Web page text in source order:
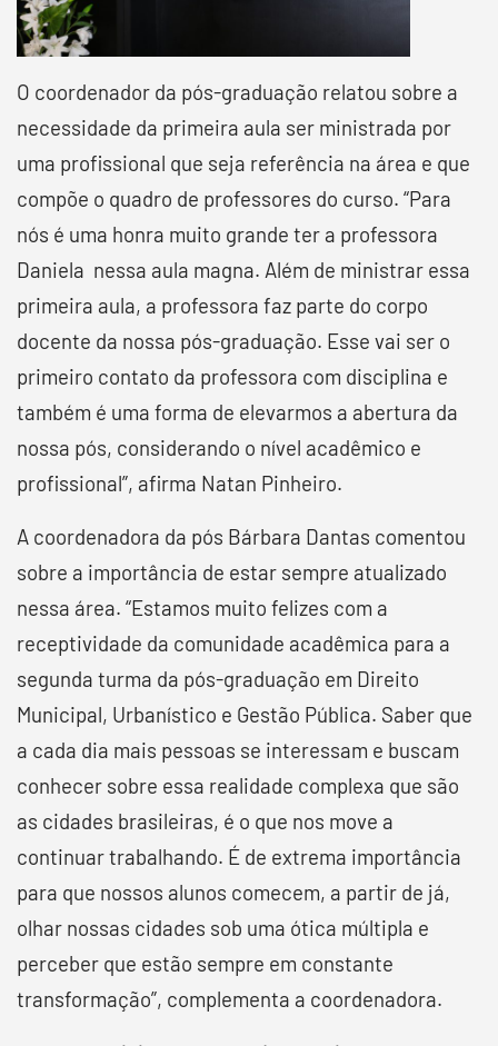
O coordenador da pós-graduação relatou sobre a
necessidade da primeira aula ser ministrada por
uma profissional que seja referência na área e que
compõe o quadro de professores do curso. “Para
nós é uma honra muito grande ter a professora
Daniela nessa aula magna. Além de ministrar essa
primeira aula, a professora faz parte do corpo
docente da nossa pós-graduação. Esse vai ser o
primeiro contato da professora com disciplina e
também é uma forma de elevarmos a abertura da
nossa pós, considerando o nível acadêmico e
profissional”, afirma Natan Pinheiro.
A coordenadora da pós Bárbara Dantas comentou
sobre a importância de estar sempre atualizado
nessa área. “Estamos muito felizes com a
receptividade da comunidade acadêmica para a
segunda turma da pós-graduação em Direito
Municipal, Urbanístico e Gestão Pública. Saber que
a cada dia mais pessoas se interessam e buscam
conhecer sobre essa realidade complexa que são
as cidades brasileiras, é o que nos move a
continuar trabalhando. É de extrema importância
para que nossos alunos comecem, a partir de já,
olhar nossas cidades sob uma ótica múltipla e
perceber que estão sempre em constante
transformação”, complementa a coordenadora.